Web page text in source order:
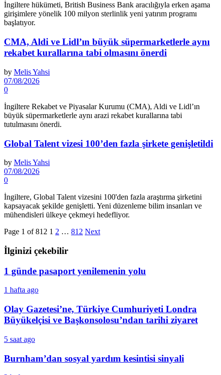
İngiltere hükümeti, British Business Bank aracılığıyla erken aşama
girişimlere yönelik 100 milyon sterlinlik yeni yatırım programı
başlatıyor.
CMA, Aldi ve Lidl’ın büyük süpermarketlerle aynı
rekabet kurallarına tabi olmasını önerdi
by Melis Yahsi
07/08/2026
0
İngiltere Rekabet ve Piyasalar Kurumu (CMA), Aldi ve Lidl’ın
büyük süpermarketlerle aynı arazi rekabet kurallarına tabi
tutulmasını önerdi.
Global Talent vizesi 100’den fazla şirkete genişletildi
by Melis Yahsi
07/08/2026
0
İngiltere, Global Talent vizesini 100'den fazla araştırma şirketini
kapsayacak şekilde genişletti. Yeni düzenleme bilim insanları ve
mühendisleri ülkeye çekmeyi hedefliyor.
Page 1 of 812 1 2 … 812 Next
İlginizi çekebilir
1 günde pasaport yenilemenin yolu
1 hafta ago
Olay Gazetesi’ne, Türkiye Cumhuriyeti Londra
Büyükelçisi ve Başkonsolosu’ndan tarihi ziyaret
5 saat ago
Burnham’dan sosyal yardım kesintisi sinyali